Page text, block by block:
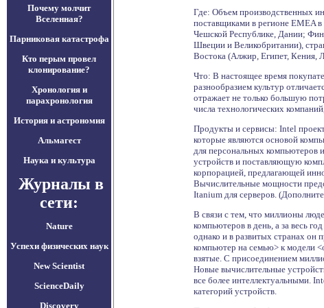
Почему молчит
Вселенная?
Парниковая катастрофа
Кто перым провел
клонирование?
Хронология и
парахронология
История и астрономия
Альмагест
Наука и культура
Журналы в
сети:
Nature
Успехи физических наук
New Scientist
ScienceDaily
Discovery
Где: Объем производственных
поставщиками в регионе EMEA
Чешской Республике, Дании;
Швеции и Великобритании),
Востока (Алжир, Египет, Кения,
Что: В настоящее время
разнообразием культур
отражает не только большую
числа технологических
Продукты и сервисы: Intel
которые являются основой
для персональных компьютеров
устройств и поставляющую
корпорацией, предлагающей
Вычислительные мощности
Itanium для серверов.
В связи с тем, что миллионы
компьютеров в день, а за весь
однако и в развитых странах он
компьютер на семью> к модели
взятые. С присоединением
Новые вычислительные
все более интеллектуальными.
категорий устройств.